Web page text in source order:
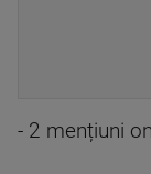
- 2 mențiuni